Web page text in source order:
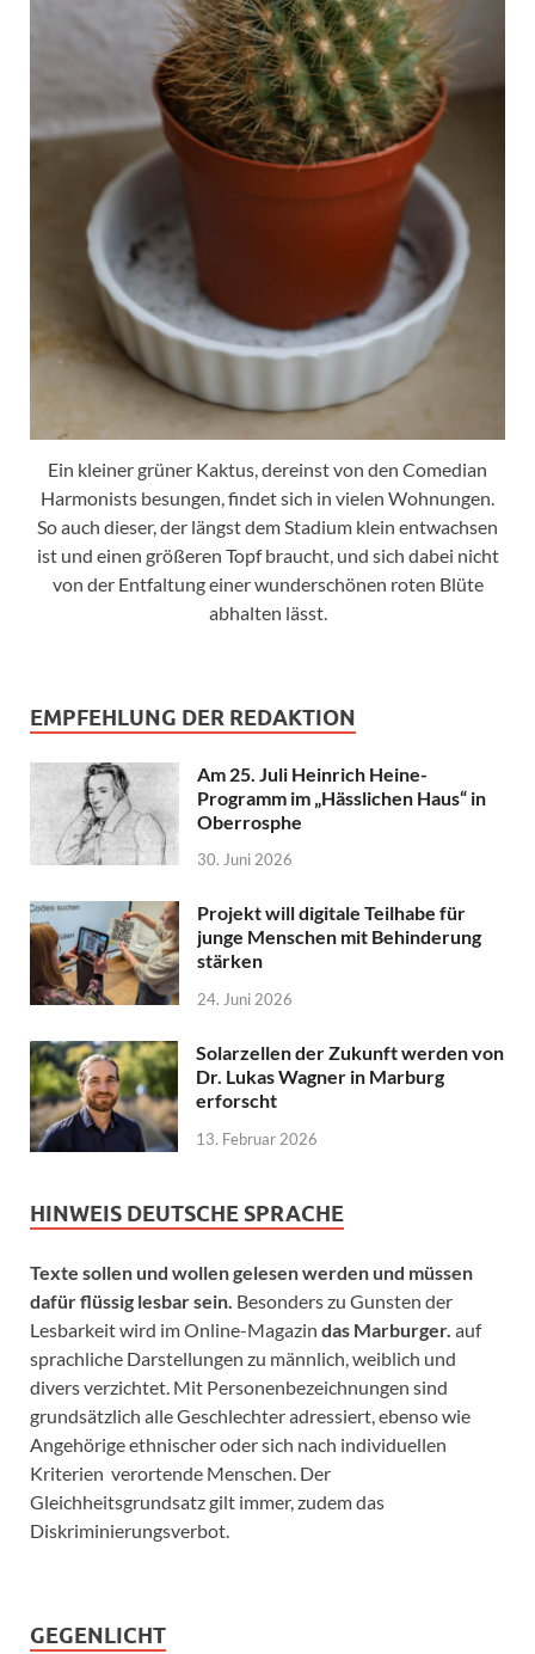
Ein kleiner grüner Kaktus, dereinst von den Comedian
Harmonists besungen, findet sich in vielen Wohnungen.
So auch dieser, der längst dem Stadium klein entwachsen
ist und einen größeren Topf braucht, und sich dabei nicht
von der Entfaltung einer wunderschönen roten Blüte
abhalten lässt.
EMPFEHLUNG DER REDAKTION
Am 25. Juli Heinrich Heine-
Programm im „Hässlichen Haus“ in
Oberrosphe
30. Juni 2026
Projekt will digitale Teilhabe für
junge Menschen mit Behinderung
stärken
24. Juni 2026
Solarzellen der Zukunft werden von
Dr. Lukas Wagner in Marburg
erforscht
13. Februar 2026
HINWEIS DEUTSCHE SPRACHE
Texte sollen und wollen gelesen werden und müssen
dafür flüssig lesbar sein. Besonders zu Gunsten der
Lesbarkeit wird im Online-Magazin das Marburger. auf
sprachliche Darstellungen zu männlich, weiblich und
divers verzichtet. Mit Personenbezeichnungen sind
grundsätzlich alle Geschlechter adressiert, ebenso wie
Angehörige ethnischer oder sich nach individuellen
Kriterien verortende Menschen. Der
Gleichheitsgrundsatz gilt immer, zudem das
Diskriminierungsverbot.
GEGENLICHT